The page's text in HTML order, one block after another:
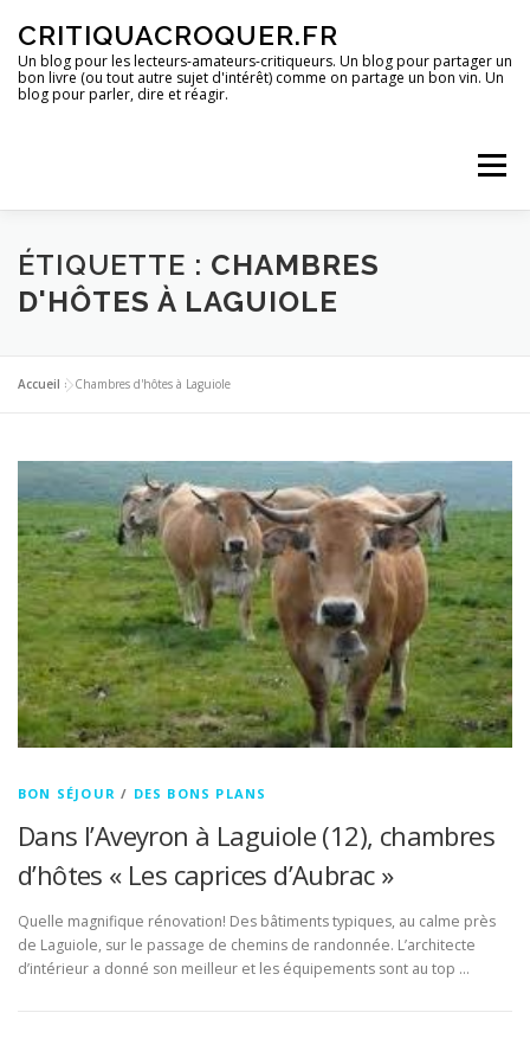
contenu
CRITIQUACROQUER.FR
Un blog pour les lecteurs-amateurs-critiqueurs. Un blog pour partager un
bon livre (ou tout autre sujet d'intérêt) comme on partage un bon vin. Un
blog pour parler, dire et réagir.
Menu
ACCUEIL UN BLOG ? DES LIVRES
ÉTIQUETTE : CHAMBRES
D'HÔTES À LAGUIOLE
Accueil »Chambres d'hôtes à Laguiole
BON SÉJOUR / DES BONS PLANS
Dans l’Aveyron à Laguiole (12), chambres
d’hôtes « Les caprices d’Aubrac »
Quelle magnifique rénovation! Des bâtiments typiques, au calme près
de Laguiole, sur le passage de chemins de randonnée. L’architecte
d’intérieur a donné son meilleur et les équipements sont au top …